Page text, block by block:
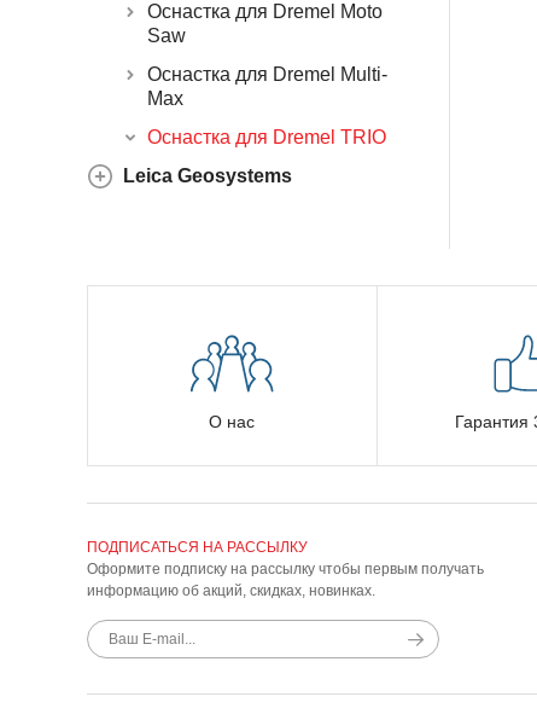
Оснастка для Dremel Moto
Saw
Оснастка для Dremel Multi-
Max
Оснастка для Dremel TRIO
Leica Geosystems
О нас Гарантия
ПОДПИСАТЬСЯ НА РАССЫЛКУ
Оформите подписку на рассылку чтобы первым получать
информацию об акций, скидках, новинках.